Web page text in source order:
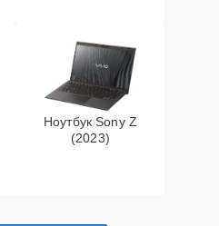
Ноутбук Sony Z
(2023)